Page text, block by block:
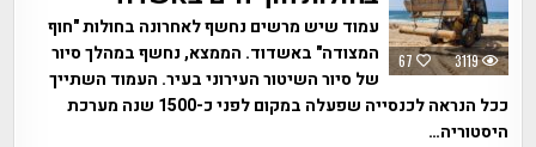
67 3119
עמוד שיש מרשים נחשף לאחרונה בחולות "חוף
המצודה" באשדוד. הממצא, נחשף במהלך סיור
של סיור השיטור העירוני בעיר. העמוד השתייך
ככל הנראה לכנסייה שפעלה במקום לפני כ-1500 שנה מערכת
היסטוריה…